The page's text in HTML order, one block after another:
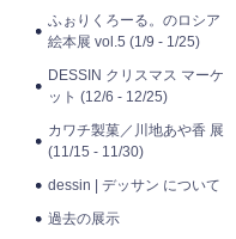
ふぉりくろーる。のロシア
絵本展 vol.5 (1/9 - 1/25)
DESSIN クリスマス マーケ
ット (12/6 - 12/25)
カワチ製菓／川地あや香 展
(11/15 - 11/30)
dessin | デッサン について
過去の展示